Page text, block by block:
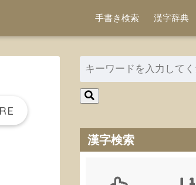
手書き検索 漢字辞典
漢字検索